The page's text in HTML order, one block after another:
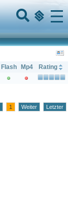
Menu
Flash Mp4
Rating
1 Weiter Letzter